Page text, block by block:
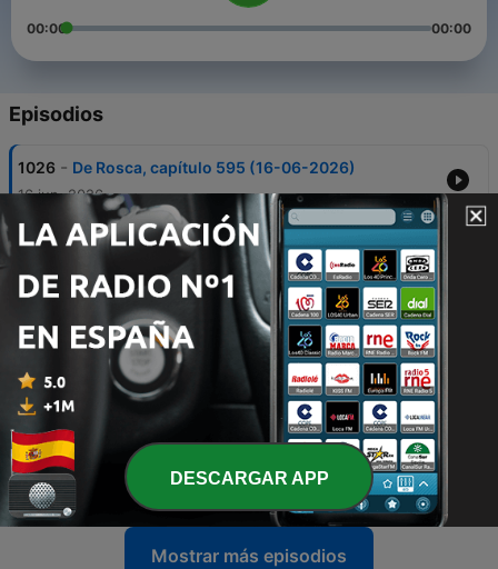
00:00 00:00
Episodios
1026 - De Rosca, capítulo 595 (16-06-2026)
16 jun. 2026
1025 - De Rosca, capítulo 594 (08-06-2026)
De Rosca, capítulo 593 (01-06-2026)
01 jun. 2026
1023 - De Rosca, capítulo 592 (25-05-2026)
25 mayo 2026
1022 - De Rosca, capítulo 591 (18-05-2026)
18 mayo 2026
Mostrar más episodios
DESCARGAR APP